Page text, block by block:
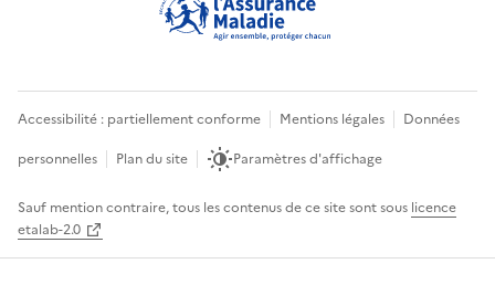
Accessibilité : partiellement conforme Mentions légales
Données
personnelles
Plan du site Paramètres d'affichage
Sauf mention contraire, tous les contenus de ce site sont sous licence
etalab-2.0